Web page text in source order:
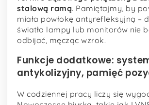
stalową ramą. Pamiętajmy, by
miała powłokę antyrefleksyjną –
światło lampy lub monitorów nie
odbijać, męcząc wzrok.
Funkcje dodatkowe:
antykolizyjny, pamięć
W codziennej pracy liczy się